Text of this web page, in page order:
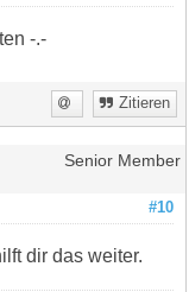
-.-
Zitieren
Senior Member
#10
dir das weiter.